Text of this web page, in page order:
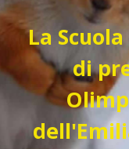
La
di